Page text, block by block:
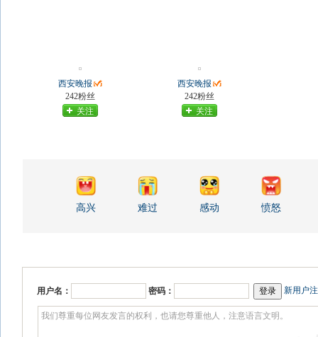
西安晚报
242粉丝
关注
西安晚报
242粉丝
关注
高兴 难过 感动 愤怒
用户名： 密码： 新用户